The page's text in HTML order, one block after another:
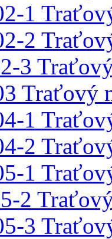
1
2
3
Traťový
1
2
1
2
3